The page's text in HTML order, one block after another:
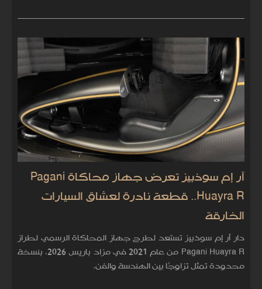
آر إم سوذبيز تعرض جهاز محاكاة Pagani
Huayra R.. قطعة نادرة لعشاق السيارات
الخارقة
دار آر إم سوذبيز تستعد لطرح جهاز المحاكاة الرسمي لطراز
Pagani Huayra R من عام 2021 في مزاد باريس 2026، بنسخة
محدودة تمثل تزاوجًا بين الهندسة والفن.